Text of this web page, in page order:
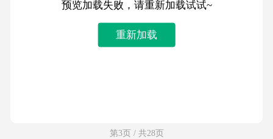
预览加载失败，请重新加载试试~
重新加载
第3页 / 共28页